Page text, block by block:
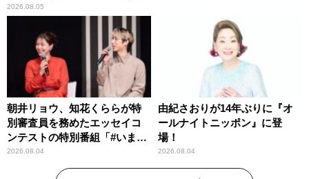
わりパーソナリティ
2026.08.05
朝井リョウ、知花くららが特
別審査員を務めたエッセイコ
ンテストの特別番組「#いまあ
なたに伝えたいこと」
2026.08.04
由紀さおりが14年ぶりに『オ
ールナイトニッポン』に登
場！
2026.08.04